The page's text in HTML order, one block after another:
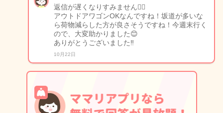
返信が遅くなりすみません🙇‍♀️
アウトドアワゴンOKなんですね！坂道が多いな
ら荷物減らした方が良さそうですね！今週末行く
ので、大変助かりました😊
ありがとうございました‼️
10月22日